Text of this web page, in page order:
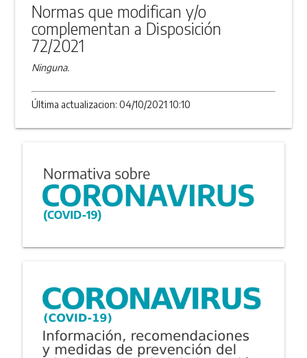
Normas que modifican y/o
complementan a Disposición
72/2021
Ninguna.
Última actualizacion: 04/10/2021 10:10